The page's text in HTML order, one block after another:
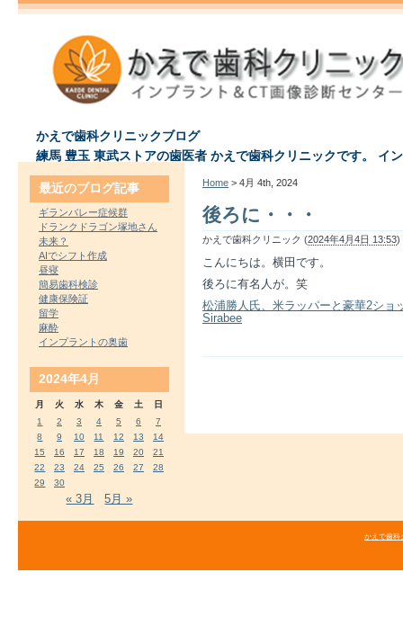
かえで歯科クリニックブログ
練馬 豊玉 東武ストアの歯医者 かえで歯科クリニックです。 イ
Home > 4月 4th, 2024
後ろに・・・
かえで歯科クリニック (2024年4月4日 13:53)
こんにちは。横田です。
後ろに有名人が。笑
松浦勝人氏、米ラッパーと豪華2シ
Sirabee
最近のブログ記事
ギランバレー症候群
ドランクドラゴン塚地さん
未来？
AIでシフト作成
昼寝
簡易歯科検診
健康保険証
留学
麻酔
インプラントの奥歯
2024年4月
月 火 水 木 金 土
日
1
2 3 4 5 6
7
8
9 10 11 12 13
14
15
16 17 18 19 20
21
22
23 24 25 26 27
28
29
30
« 3月 5月 »
かえで歯科